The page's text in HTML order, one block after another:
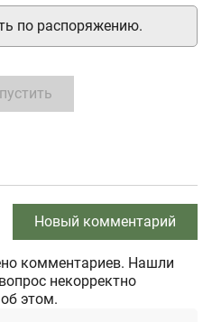
по распоряжению.
Новый комментарий
комментариев. Нашли
некорректно
этом.